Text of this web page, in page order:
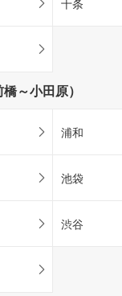
～小田原）
浦和
池袋
渋谷